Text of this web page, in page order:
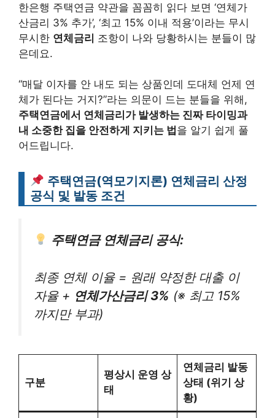
한은행 주택연금 약관을 꼼꼼히 읽다 보면 ‘연체가
산금리 3% 추가’, ‘최고 15% 이내 적용’이라는 무시
무시한 연체금리 조항이 나와 당황하시는 분들이 많
은데요.
“매달 이자를 안 내도 되는 상품인데 도대체 언제 연
체가 된다는 거지?”라는 의문이 드는 분들을 위해,
주택연금에서 연체금리가 발생하는 진짜 타이밍과
내 소중한 집을 안전하게 지키는 법 을 알기 쉽게 풀
어드립니다.
주택연금(역모기지론) 연체금리 산정
공식 및 발동 조건
주택연금 연체금리 공식:
최종 연체 이율 = 원래 약정한 대출 이
자율 + 연체가산금리 3% (※ 최고 15%
까지만 부과)
구분
평상시 운영 상
태
연체금리 발동
상태 (위기 상
황)